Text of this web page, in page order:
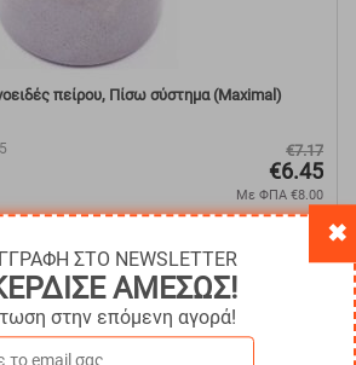
πείρου, Πίσω σύστημα (Maximal)
€7.17
€6.45
Με ΦΠΑ €8.00
✖
ΣΤΟ NEWSLETTER
ΑΜΕΣΩΣ!
στην επόμενη αγορά!